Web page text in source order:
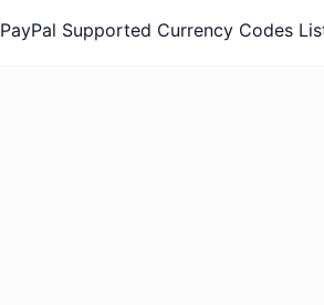
PayPal Supported Currency Codes